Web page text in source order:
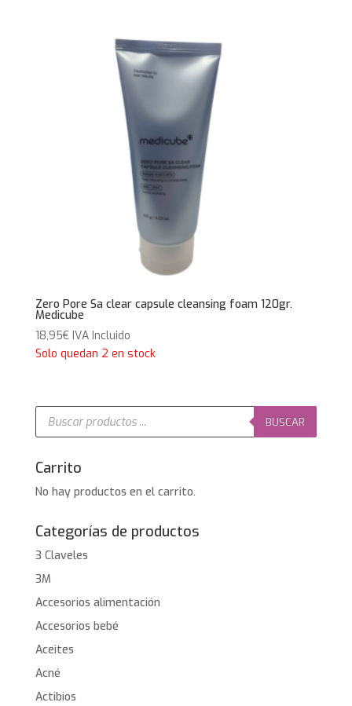
Zero Pore Sa clear capsule cleansing foam 120gr.
Medicube
18,95€ IVA Incluido
Solo quedan 2 en stock
Búsqueda
productos
BUSCAR
Carrito
No hay productos en el carrito.
Categorías de productos
3 Claveles
3M
Accesorios alimentación
Accesorios bebé
Aceites
Acné
Actibios